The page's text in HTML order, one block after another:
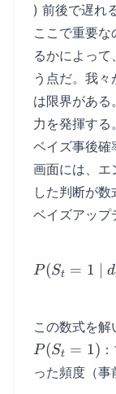
) 前後で遅れる
ここで重要
るかによっ
う点だ。我
は限界があ
力を発揮する。
ベイズ事後確
画面には、エ
した判断が数
ベイズアップ
P(St = 1 d
この数式を解
P(S_t
= 1)
P(St = 1)
った頻度（事